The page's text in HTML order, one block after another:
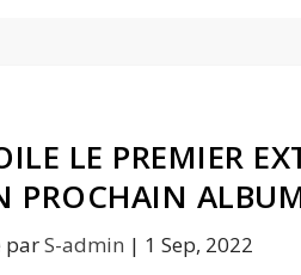
LE PREMIER
PROCHAIN
parS-admin | 1 Sep, 2022